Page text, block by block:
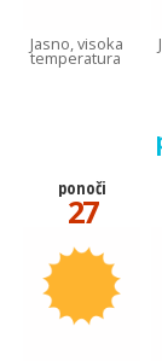
Jasno, visoka
temperatura
ponoči
27